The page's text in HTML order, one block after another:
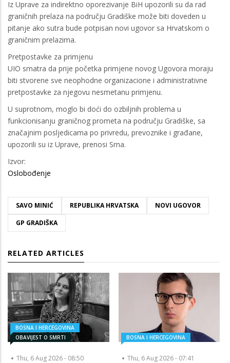
Iz Uprave za indirektno oporezivanje BiH upozorili su da rad
graničnih prelaza na području Gradiške može biti doveden u
pitanje ako sutra bude potpisan novi ugovor sa Hrvatskom o
graničnim prelazima.
Pretpostavke za primjenu
UIO smatra da prije početka primjene novog Ugovora moraju
biti stvorene sve neophodne organizacione i administrativne
pretpostavke za njegovu nesmetanu primjenu.
U suprotnom, moglo bi doći do ozbiljnih problema u
funkcionisanju graničnog prometa na području Gradiške, sa
značajnim posljedicama po privredu, prevoznike i građane,
upozorili su iz Uprave, prenosi Srna.
Izvor:
Oslobođenje
SAVO MINIĆ REPUBLIKA HRVATSKA
NOVI UGOVOR
GP GRADIŠKA
RELATED ARTICLES
BOSNA I HERCEGOVINA
OBAVIJEST O SMRTI
Thu, 6 Aug 2026 - 08:50
BOSNA I HERCEGOVINA
Thu, 6 Aug 2026 - 07:41